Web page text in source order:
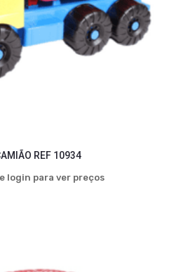
REF 10934
login para ver preços